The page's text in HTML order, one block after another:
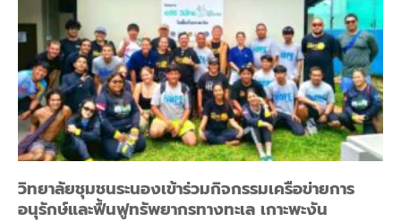
วิทยาลัยชุมชนระนองเข้าร่วมกิจกรรมเครือข่ายการ
อนุรักษ์และฟื้นฟูทรัพยากรทางทะเล เกาะพะงัน